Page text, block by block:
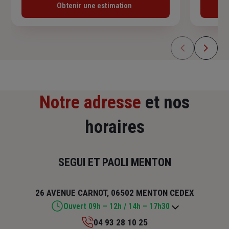
Obtenir une estimation
Notre adresse et nos
horaires
SEGUI ET PAOLI MENTON
26 AVENUE CARNOT, 06502 MENTON CEDEX
Ouvert 09h – 12h / 14h – 17h30
04 93 28 10 25